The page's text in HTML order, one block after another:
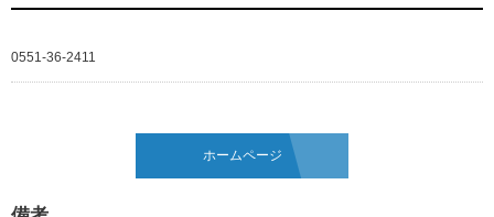
0551-36-2411
ホームページ